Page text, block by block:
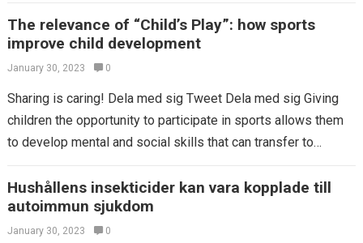
The relevance of “Child’s Play”: how sports
improve child development
January 30, 2023 0
Sharing is caring! Dela med sig Tweet Dela med sig Giving
children the opportunity to participate in sports allows them
to develop mental and social skills that can transfer to…
Hushållens insekticider kan vara kopplade till
autoimmun sjukdom
January 30, 2023 0